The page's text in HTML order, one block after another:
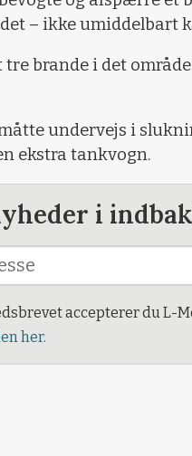
– ikke umiddelbart
brande i det
undervejs i
ekstra tankvogn.
i
accepterer du L-
her.